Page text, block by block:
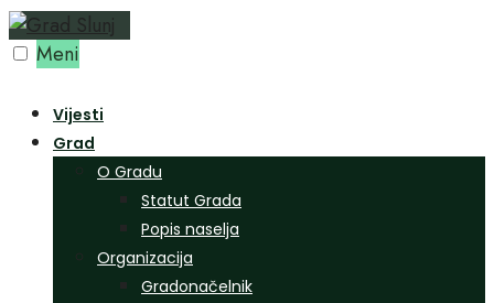
Preskoči
na Meni
Vijesti
Grad
O Gradu
Statut Grada
Popis naselja
Organizacija
Gradonačelnik